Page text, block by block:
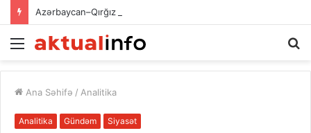
Menu
Ana Səhifə / Analitika
Analitika Gündəm Siyasət